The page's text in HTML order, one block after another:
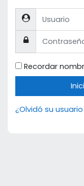
Usuario
Contraseña
Recordar
¿Olvidó su